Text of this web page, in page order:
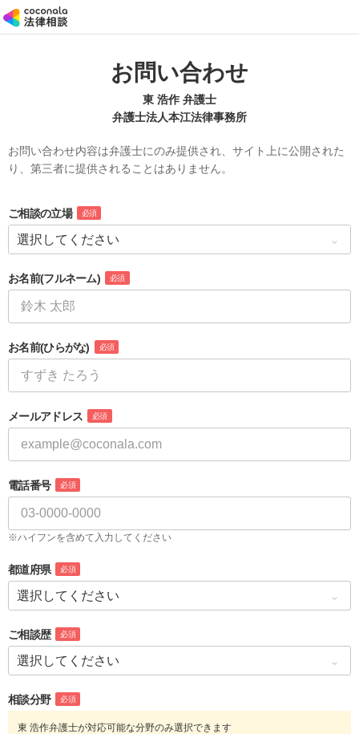
お問い合わせ
東 浩作 弁護士
弁護士法人本江法律事務所
お問い合わせ内容は弁護士にのみ提供され、サイト上に公開された
り、第三者に提供されることはありません。
ご相談の立場 必須
お名前(フルネーム) 必須
お名前(ひらがな) 必須
メールアドレス 必須
電話番号 必須
※ハイフンを含めて入力してください
都道府県 必須
ご相談歴 必須
相談分野 必須
東 浩作弁護士が対応可能な分野のみ選択できます